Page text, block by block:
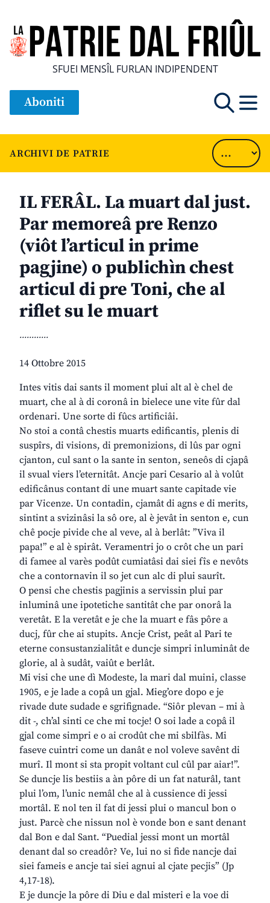
SFUEI MENSÎL FURLAN INDIPENDENT
Aboniti
ARCHIVI DE PATRIE
IL FERÂL. La muart dal just.
Par memoreâ pre Renzo
(viôt l’articul in prime
pagjine) o publichìn chest
articul di pre Toni, che al
riflet su le muart
............
14 Ottobre 2015
Intes vitis dai sants il moment plui alt al è chel de
muart, che al à di coronâ in bielece une vite fûr dal
ordenari. Une sorte di fûcs artificiâi.
No stoi a contâ chestis muarts edificantis, plenis di
suspîrs, di visions, di premonizions, di lûs par ogni
cjanton, cul sant o la sante in senton, seneôs di cjapâ
il svual viers l’eternitât. Ancje pari Cesario al à volût
edificânus contant di une muart sante capitade vie
par Vicenze. Un contadin, cjamât di agns e di merits,
sintint a svizinâsi la sô ore, al è jevât in senton e, cun
chê pocje pivide che al veve, al à berlât: ”Viva il
papa!” e al è spirât. Veramentri jo o crôt che un pari
di famee al varès podût cumiatâsi dai siei fîs e nevôts
che a contornavin il so jet cun alc di plui saurît.
O pensi che chestis pagjinis a servissin plui par
inluminâ une ipotetiche santitât che par onorâ la
veretât. E la veretât e je che la muart e fâs pôre a
ducj, fûr che ai stupits. Ancje Crist, peât al Pari te
eterne consustanzialitât e duncje simpri inluminât de
glorie, al à sudât, vaiût e berlât.
Mi visi che une dì Modeste, la mari dal muini, classe
1905, e je lade a copâ un gjal. Mieg’ore dopo e je
rivade dute sudade e sgrifignade. “Siôr plevan – mi à
dit -, ch’al sinti ce che mi tocje! O soi lade a copâ il
gjal come simpri e o ai crodût che mi sbilfàs. Mi
faseve cuintri come un danât e nol voleve savênt di
murî. Il mont si sta propit voltant cul cûl par aiar!”.
Se duncje lis bestiis a àn pôre di un fat naturâl, tant
plui l’om, l’unic nemâl che al à cussience di jessi
mortâl. E nol ten il fat di jessi plui o mancul bon o
just. Parcè che nissun nol è vonde bon e sant denant
dal Bon e dal Sant. “Puedial jessi mont un mortâl
denant dal so creadôr? Ve, lui no si fide nancje dai
siei fameis e ancje tai siei agnui al cjate pecjis” (Jp
4,17-18).
E je duncje la pôre di Diu e dal misteri e la voe di